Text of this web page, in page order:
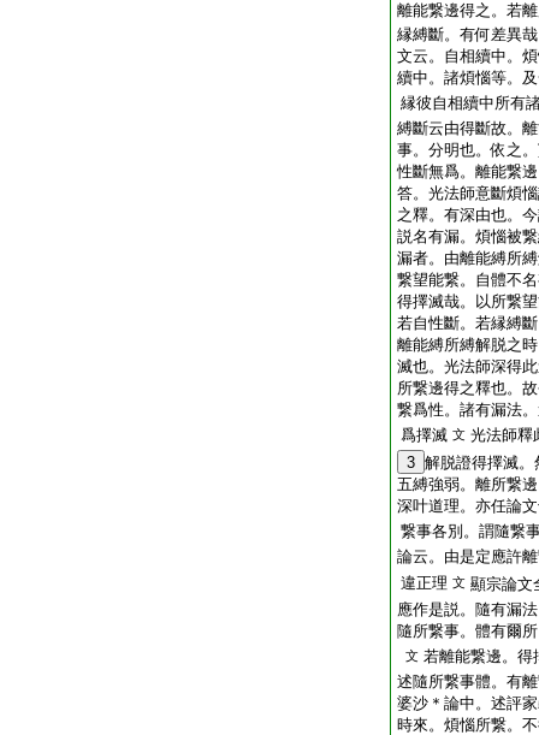
離能繋邊得之。若
縁縛斷。有何差異
文云。自相續中。
續中。諸煩惱等。
縁彼自相續中所有
縛斷云由得斷故。
事。分明也。依之
性斷無爲。離能繋
答。光法師意斷煩
之釋。有深由也。
説名有漏。煩惱被
漏者。由離能縛所
繋望能繋。自體不
得擇滅哉。以所繋
若自性斷。若縁縛
離能縛所縛解脱之
滅也。光法師深得
所繋邊得之釋也。
繋爲性。諸有漏法
爲擇滅 文 光法師釋
3 解脱證得擇滅
五縛強弱。離所繋
深叶道理。亦任論
繋事各別。謂隨繋
論云。由是定應許
違正理 文 顯宗論文
應作是説。隨有漏
隨所繋事。體有爾所
文 若離能繋邊。得
述隨所繋事體。有
婆沙＊論中。述評
時來。煩惱所繋。